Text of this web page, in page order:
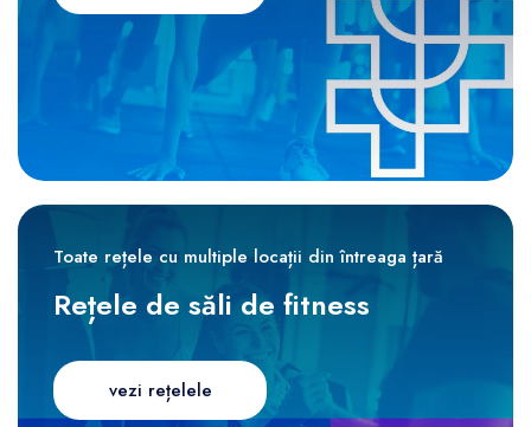
Toate rețele cu multiple locații din întreaga țară
Rețele de săli de fitness
vezi rețelele